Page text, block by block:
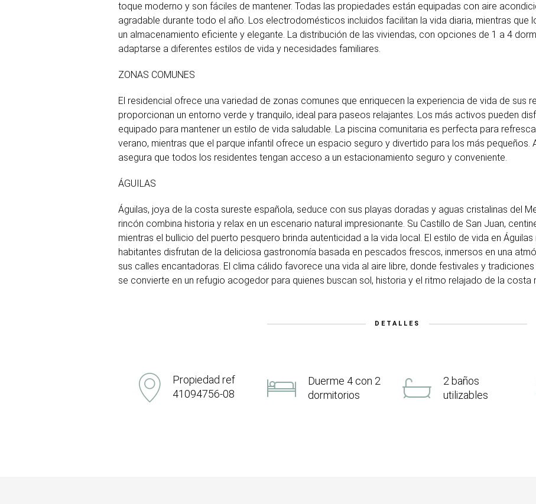
toque moderno y son fáciles de mantener. Todas las propiedades están equipadas con aire
agradable durante todo el año. Los electrodomésticos incluidos facilitan la vida diaria, mientras
un almacenamiento eficiente y elegante. La distribución de las viviendas, con opciones de 1 a 4
adaptarse a diferentes estilos de vida y necesidades familiares.
ZONAS COMUNES
El residencial ofrece una variedad de zonas comunes que enriquecen la experiencia de vida de sus
proporcionan un entorno verde y tranquilo, ideal para paseos relajantes. Los más activos pueden
equipado para mantener un estilo de vida saludable. La piscina comunitaria es perfecta para
verano, mientras que el parque infantil ofrece un espacio seguro y divertido para los más pequeños.
asegura que todos los residentes tengan acceso a un estacionamiento seguro y conveniente.
ÁGUILAS
Águilas, joya de la costa sureste española, seduce con sus playas doradas y aguas cristalinas del
rincón combina historia y relax en un escenario natural impresionante. Su Castillo de San Juan,
mientras el bullicio del puerto pesquero brinda autenticidad a la vida local. El estilo de vida en
habitantes disfrutan de la deliciosa gastronomía basada en pescados frescos, inmersos en una
sus calles encantadoras. El clima cálido favorece una vida al aire libre, donde festivales y
se convierte en un refugio acogedor para quienes buscan sol, historia y el ritmo relajado de la costa
DETALLES
Propiedad ref
41094756-08
Duerme 4 con 2
dormitorios
2 baños
utilizables